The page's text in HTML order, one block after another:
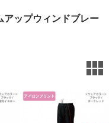
ップウィンドブレー